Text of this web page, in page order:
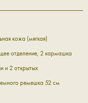
кожа (мягкая)
отделение, 2 кармашка
и 2 открытых
ремешка 52 см